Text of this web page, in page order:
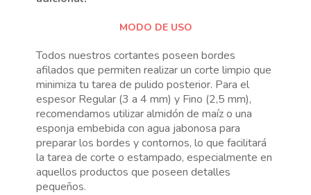
MODO DE USO
Todos nuestros cortantes poseen bordes
afilados que permiten realizar un corte limpio que
minimiza tu tarea de pulido posterior. Para el
espesor Regular (3 a 4 mm) y Fino (2,5 mm),
recomendamos utilizar almidón de maíz o una
esponja embebida con agua jabonosa para
preparar los bordes y contornos, lo que facilitará
la tarea de corte o estampado, especialmente en
aquellos productos que poseen detalles
pequeños.